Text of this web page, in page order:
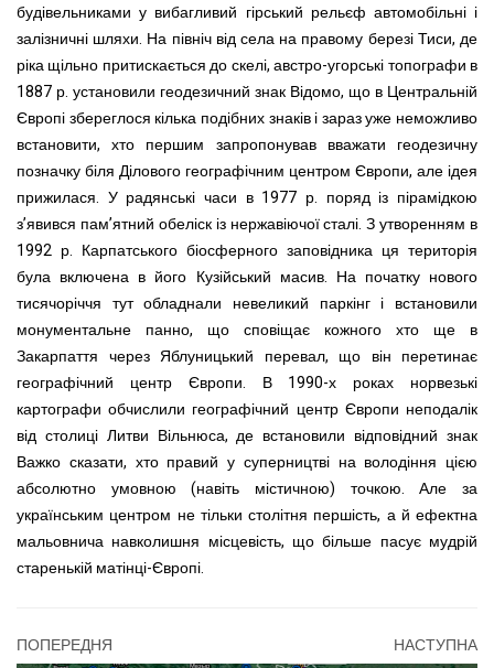
будівельниками у вибагливий гірський рельєф автомобільні і
залізничні шляхи. На північ від села на правому березі Тиси, де
ріка щільно притискається до скелі, австро-угорські топографи в
1887 р. установили геодезичний знак Відомо, що в Центральній
Європі збереглося кілька подібних знаків і зараз уже неможливо
встановити, хто першим запропонував вважати геодезичну
позначку біля Ділового географічним центром Європи, але ідея
прижилася. У радянські часи в 1977 р. поряд із пірамідкою
з’явився пам’ятний обеліск із нержавіючої сталі. З утворенням в
1992 р. Карпатського біосферного заповідника ця територія
була включена в його Кузійський масив. На початку нового
тисячоріччя тут обладнали невеликий паркінг і встановили
монументальне панно, що сповіщає кожного хто ще в
Закарпаття через Яблуницький перевал, що він перетинає
географічний центр Європи. В 1990-х роках норвезькі
картографи обчислили географічний центр Європи неподалік
від столиці Литви Вільнюса, де встановили відповідний знак
Важко сказати, хто правий у суперництві на володіння цією
абсолютно умовною (навіть містичною) точкою. Але за
українським центром не тільки столітня першість, а й ефектна
мальовнича навколишня місцевість, що більше пасує мудрій
старенькій матінці-Європі.
ПОПЕРЕДНЯ НАСТУПНА